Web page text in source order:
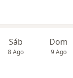
Sáb
8 Ago
Dom
9 Ago